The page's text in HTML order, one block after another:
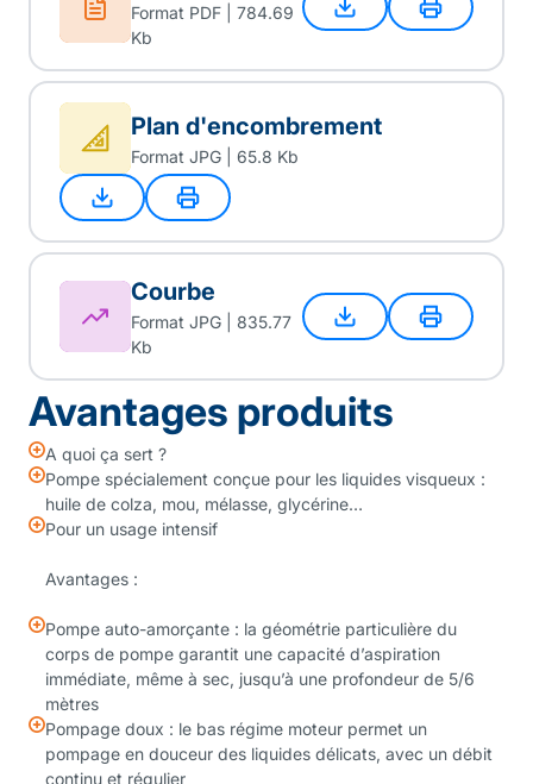
Format PDF | 784.69
Kb
Plan d'encombrement
Format JPG | 65.8 Kb
Courbe
Format JPG | 835.77
Kb
Avantages produits
A quoi ça sert ?
Pompe spécialement conçue pour les liquides visqueux :
huile de colza, mou, mélasse, glycérine…
Pour un usage intensif
Avantages :
Pompe auto-amorçante : la géométrie particulière du
corps de pompe garantit une capacité d’aspiration
immédiate, même à sec, jusqu’à une profondeur de 5/6
mètres
Pompage doux : le bas régime moteur permet un
pompage en douceur des liquides délicats, avec un débit
continu et régulier